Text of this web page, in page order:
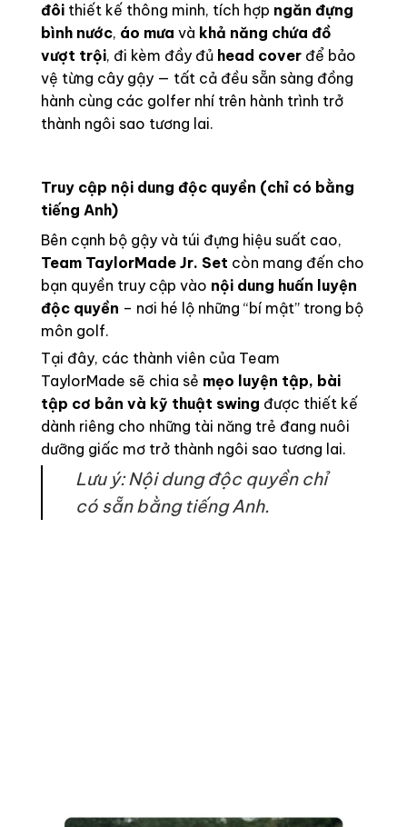
đôi thiết kế thông minh, tích hợp ngăn đựng
bình nước, áo mưa và khả năng chứa đồ
vượt trội, đi kèm đầy đủ head cover để bảo
vệ từng cây gậy — tất cả đều sẵn sàng đồng
hành cùng các golfer nhí trên hành trình trở
thành ngôi sao tương lai.
Truy cập nội dung độc quyền (chỉ có bằng
tiếng Anh)
Bên cạnh bộ gậy và túi đựng hiệu suất cao,
Team TaylorMade Jr. Set còn mang đến cho
bạn quyền truy cập vào nội dung huấn luyện
độc quyền – nơi hé lộ những “bí mật” trong bộ
môn golf.
Tại đây, các thành viên của Team
TaylorMade sẽ chia sẻ mẹo luyện tập, bài
tập cơ bản và kỹ thuật swing được thiết kế
dành riêng cho những tài năng trẻ đang nuôi
dưỡng giấc mơ trở thành ngôi sao tương lai.
Lưu ý: Nội dung độc quyền chỉ
có sẵn bằng tiếng Anh.